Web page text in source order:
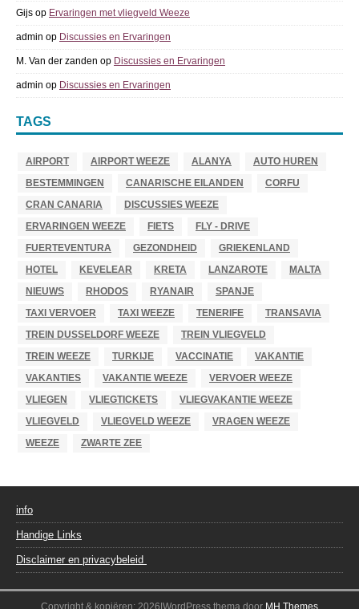
Gijs op Ervaringen met vliegveld Weeze
admin op Discussies en Ervaringen
M. Van der zanden op Discussies en Ervaringen
admin op Discussies en Ervaringen
TAGS
AIRPORT AIRPORT WEEZE ALANYA
AUTO HUREN
BESTEMMINGEN
CANARISCHE EILANDEN
CORFU
CRAN CANARIA
DISCUSSIES WEEZE
ERVARINGEN WEEZE
FIETS
FLY - DRIVE
FUERTEVENTURA
GEZONDHEID
GRIEKENLAND
HOTEL
KEVELEAR KRETA LANZAROTE
MALTA
NIEUWS
RHODOS RYANAIR
SPANJE
TAXI VERVOER
TAXI WEEZE TENERIFE
TRANSAVIA
TREIN DUSSELDORF WEEZE
TREIN VLIEGVELD
TREIN WEEZE
TURKIJE VACCINATIE
VAKANTIE
VAKANTIES
VAKANTIE WEEZE
VERVOER WEEZE
VLIEGEN
VLIEGTICKETS
VLIEGVAKANTIE WEEZE
VLIEGVELD
VLIEGVELD WEEZE
VRAGEN WEEZE
WEEZE
ZWARTE ZEE
info
Handige Links
Disclaimer en privacybeleid
Copyright & kopiëren; 2026|WordPress thema door MH Themes